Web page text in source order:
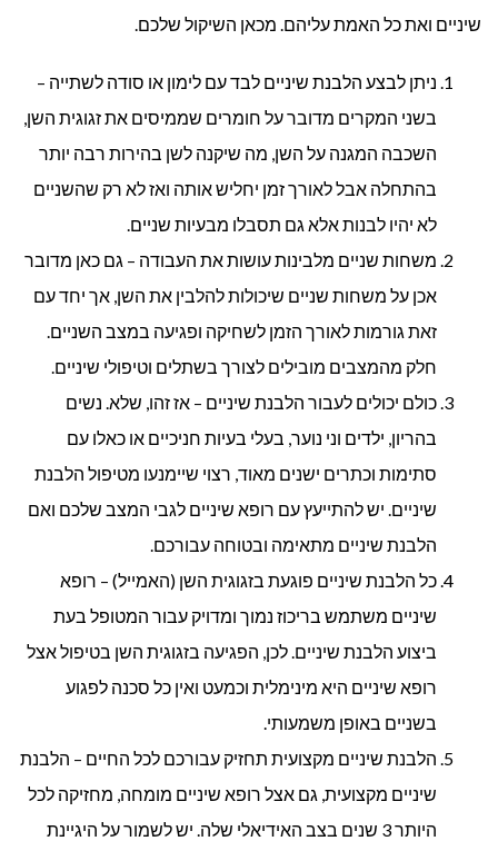
שיניים ואת כל האמת עליהם. מכאן השיקול שלכם.
ניתן לבצע הלבנת שיניים לבד עם לימון או סודה לשתייה –
בשני המקרים מדובר על חומרים שממיסים את זגוגית השן,
השכבה המגנה על השן, מה שיקנה לשן בהירות רבה יותר
בהתחלה אבל לאורך זמן יחליש אותה ואז לא רק שהשניים
לא יהיו לבנות אלא גם תסבלו מבעיות שניים.
משחות שניים מלבינות עושות את העבודה – גם כאן מדובר
אכן על משחות שניים שיכולות להלבין את השן, אך יחד עם
זאת גורמות לאורך הזמן לשחיקה ופגיעה במצב השניים.
חלק מהמצבים מובילים לצורך בשתלים וטיפולי שיניים.
כולם יכולים לעבור הלבנת שיניים – אז זהו, שלא. נשים
בהריון, ילדים וני נוער, בעלי בעיות חניכיים או כאלו עם
סתימות וכתרים ישנים מאוד, רצוי שיימנעו מטיפול הלבנת
שיניים. יש להתייעץ עם רופא שיניים לגבי המצב שלכם ואם
הלבנת שיניים מתאימה ובטוחה עבורכם.
כל הלבנת שיניים פוגעת בזגוגית השן (האמייל) – רופא
שיניים משתמש בריכוז נמוך ומדויק עבור המטופל בעת
ביצוע הלבנת שיניים. לכן, הפגיעה בזגוגית השן בטיפול אצל
רופא שיניים היא מינימלית וכמעט ואין כל סכנה לפגוע
בשניים באופן משמעותי.
הלבנת שיניים מקצועית תחזיק עבורכם לכל החיים – הלבנת
שיניים מקצועית, גם אצל רופא שיניים מומחה, מחזיקה לכל
היותר 3 שנים בצב האידיאלי שלה. יש לשמור על היגיינת